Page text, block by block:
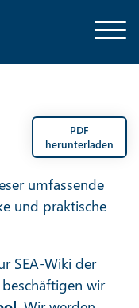
PDF
herunterladen
umfassende
und praktische
SEA-Wiki der
wir